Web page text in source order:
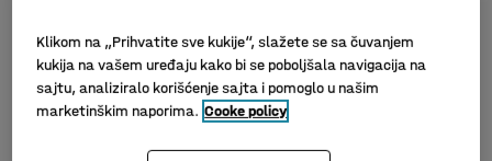
Klikom na „Prihvatite sve kukije“, slažete se sa čuvanjem
kukija na vašem uređaju kako bi se poboljšala navigacija na
sajtu, analiziralo korišćenje sajta i pomoglo u našim
marketinškim naporima. Cooke policy